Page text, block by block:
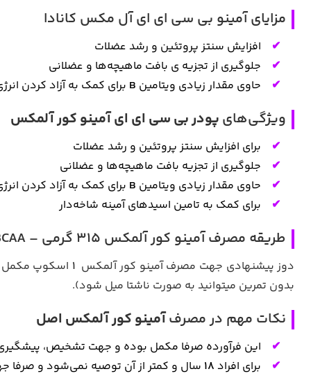
مزایای آمینو بی سی ای ای آل مکس کانادا
افزایش سنتز پروتئین و رشد عضلات
جلوگیری از تجزیه ی بافت ماهیچه‌ها و عضلانی
حاوی مقدار زیادی ویتامین B برای کمک به آزاد کردن
ویژگی‌هایپودر بی سی ای ای آمینو کور آلمکس
برای افزایش سنتز پروتئین و رشد عضلات
جلوگیری از تجزیه بافت ماهیچه‌ها و عضلانی
حاوی مقدار زیادی ویتامین B برای کمک به آزاد کردن
برای کمک به تامین اسیدهای آمینه شاخه‌دار
طریقه مصرف آمینو کور آلمکس 315 گرمی – AMINOCORE BCAA
دوز پیشنهادی جهت مصرف آمینو کور آلمکس ۱ اسکوپ مکمل
بدون تمرین میتوانید به صورت ناشتا میل شود).
نکات مهم در مصرفآمینو کور آلمکس اصل
این فرآورده صرفا مکمل بوده و جهت تشخیص،
برای افراد ۱۸ سال و کمتر از آن توصیه نمی‌شود و صرفا